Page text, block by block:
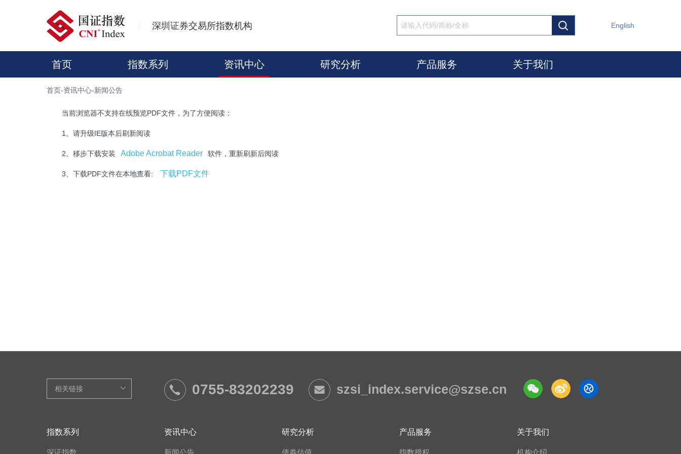
深圳证券交易所指数机构 English
首页 指数系列 资讯中心 研究分析 产品服务 关于我们
首页-资讯中心-新闻公告
当前浏览器不支持在线预览PDF文件，为了方便阅读：
1、请升级IE版本后刷新阅读
2、移步下载安装 Adobe Acrobat Reader 软件，重新刷新后阅读
3、下载PDF文件在本地查看: 下载PDF文件
0755-83202239 szsi_index.service@szse.cn
指数系列
深证指数
资讯中心
新闻公告
研究分析
债券估值
产品服务
指数授权
关于我们
机构介绍